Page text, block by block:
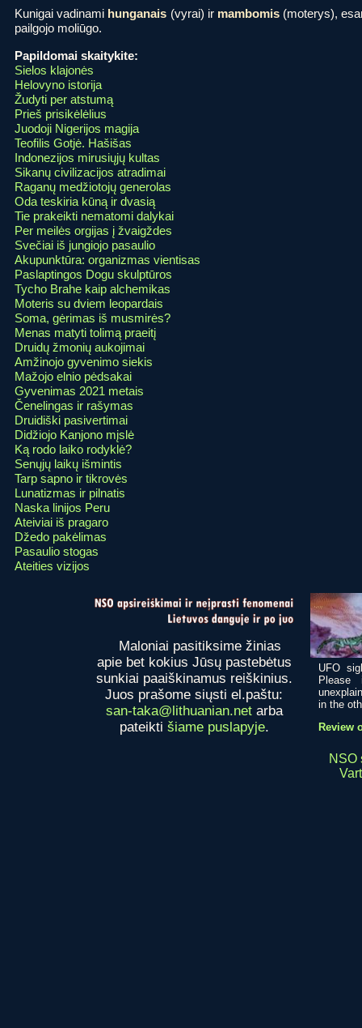
Kunigai vadinami hunganais (vyrai) ir mambomis(moterys),
pailgojo moliūgo.
Papildomai skaitykite:
Sielos klajonės
Helovyno istorija
Žudyti per atstumą
Prieš prisikėlėlius
Juodoji Nigerijos magija
Teofilis Gotjė. Hašišas
Indonezijos mirusiųjų kultas
Sikanų civilizacijos atradimai
Raganų medžiotojų generolas
Oda teskiria kūną ir dvasią
Tie prakeikti nematomi dalykai
Per meilės orgijas į žvaigždes
Svečiai iš jungiojo pasaulio
Akupunktūra: organizmas vientisas
Paslaptingos Dogu skulptūros
Tycho Brahe kaip alchemikas
Moteris su dviem leopardais
Soma, gėrimas iš musmirės?
Menas matyti tolimą praeitį
Druidų žmonių aukojimai
Amžinojo gyvenimo siekis
Mažojo elnio pėdsakai
Gyvenimas 2021 metais
Čenelingas ir rašymas
Druidiški pasivertimai
Didžiojo Kanjono mįslė
Ką rodo laiko rodyklė?
Senųjų laikų išmintis
Tarp sapno ir tikrovės
Lunatizmas ir pilnatis
Naska linijos Peru
Ateiviai iš pragaro
Džedo pakėlimas
Pasaulio stogas
Ateities vizijos
Maloniai pasitiksime žinias
apie bet kokius Jūsų pastebėtus
sunkiai paaiškinamus reiškinius.
Juos prašome siųsti el.paštu:
san-taka@lithuanian.netarba
pateikti šiame puslapyje.
UFO
Please
in the
Review
NSO